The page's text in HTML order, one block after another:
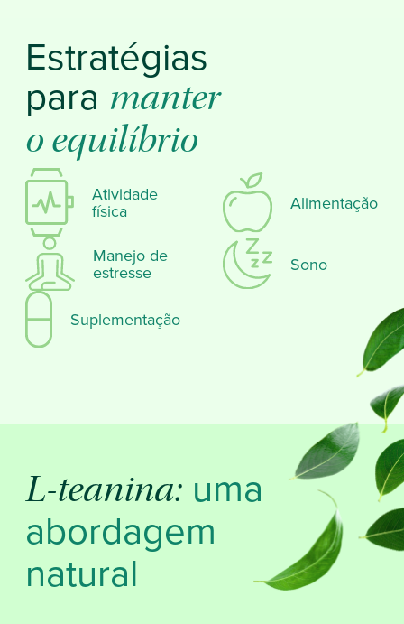
Estratégias
para manter
o equilíbrio
Atividade
física
Sono
Alimentação
Suplementação
Manejo de
estresse
L-teanina: uma
abordagem
natural